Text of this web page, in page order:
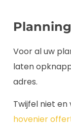
Voor al uw
laten
adres.
Twijfel niet en
hovenier